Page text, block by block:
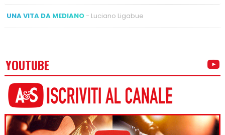
UNA VITA DA MEDIANO- Luciano Ligabue
YOUTUBE